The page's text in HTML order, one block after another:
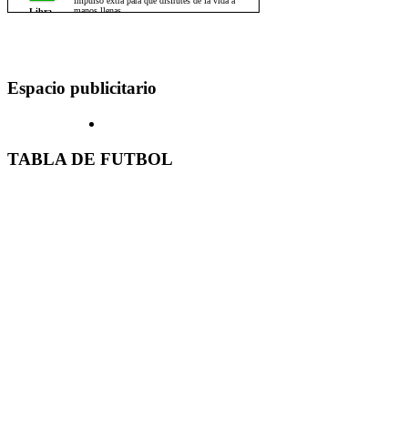
Espacio publicitario
TABLA DE FUTBOL